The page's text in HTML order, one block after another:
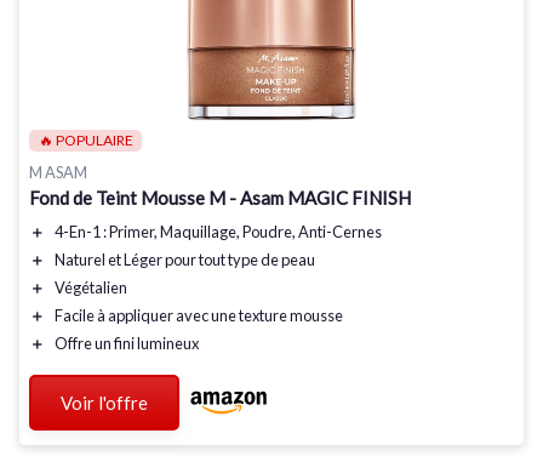
🔥 POPULAIRE
M ASAM
Fond de Teint Mousse M - Asam MAGIC FINISH
＋ 4-En-1: Primer, Maquillage, Poudre, Anti-Cernes
＋
NatureletLégerpour tout type de peau
＋
Végétalien
＋
Facile à appliquer avec une texture mousse
＋
Offre unfini lumineux
Voir l'offre